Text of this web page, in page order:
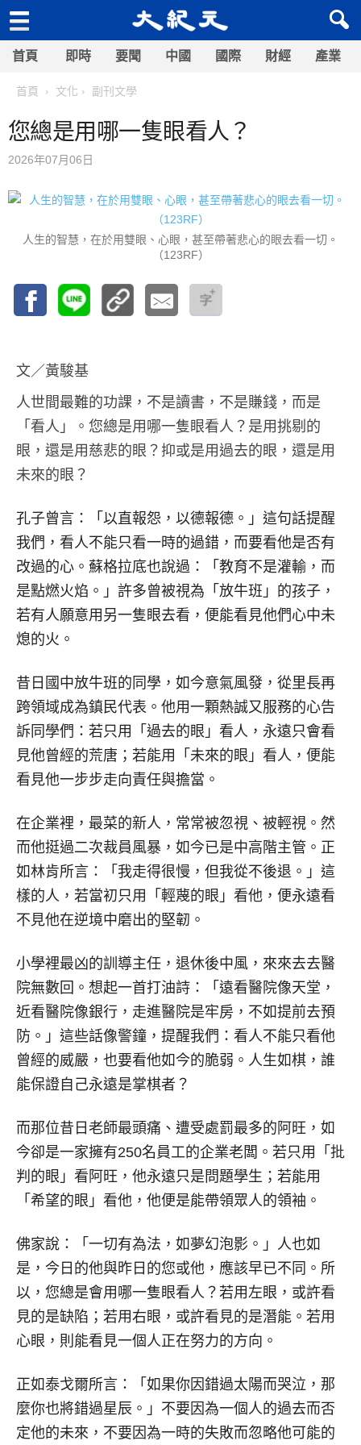
首頁 即時 要聞 中國 國際 財經 產業
首頁 文化 副刊文學
您總是用哪一隻眼看人？
2026年07月06日
人生的智慧，在於用雙眼、心眼，甚至帶著悲心的眼去看一切。
（123RF）
文／黃駿基
人世間最難的功課，不是讀書，不是賺錢，而是
「看人」。您總是用哪一隻眼看人？是用挑剔的
眼，還是用慈悲的眼？抑或是用過去的眼，還是用
未來的眼？
孔子曾言：「以直報怨，以德報德。」這句話提醒
我們，看人不能只看一時的過錯，而要看他是否有
改過的心。蘇格拉底也說過：「教育不是灌輸，而
是點燃火焰。」許多曾被視為「放牛班」的孩子，
若有人願意用另一隻眼去看，便能看見他們心中未
熄的火。
昔日國中放牛班的同學，如今意氣風發，從里長再
跨領域成為鎮民代表。他用一顆熱誠又服務的心告
訴同學們：若只用「過去的眼」看人，永遠只會看
見他曾經的荒唐；若能用「未來的眼」看人，便能
看見他一步步走向責任與擔當。
在企業裡，最菜的新人，常常被忽視、被輕視。然
而他挺過二次裁員風暴，如今已是中高階主管。正
如林肯所言：「我走得很慢，但我從不後退。」這
樣的人，若當初只用「輕蔑的眼」看他，便永遠看
不見他在逆境中磨出的堅韌。
小學裡最凶的訓導主任，退休後中風，來來去去醫
院無數回。想起一首打油詩：「遠看醫院像天堂，
近看醫院像銀行，走進醫院是牢房，不如提前去預
防。」這些話像警鐘，提醒我們：看人不能只看他
曾經的威嚴，也要看他如今的脆弱。人生如棋，誰
能保證自己永遠是掌棋者？
而那位昔日老師最頭痛、遭受處罰最多的阿旺，如
今卻是一家擁有250名員工的企業老闆。若只用「批
判的眼」看阿旺，他永遠只是問題學生；若能用
「希望的眼」看他，他便是能帶領眾人的領袖。
佛家說：「一切有為法，如夢幻泡影。」人也如
是，今日的他與昨日的您或他，應該早已不同。所
以，您總是會用哪一隻眼看人？若用左眼，或許看
見的是缺陷；若用右眼，或許看見的是潛能。若用
心眼，則能看見一個人正在努力的方向。
正如泰戈爾所言：「如果你因錯過太陽而哭泣，那
麼你也將錯過星辰。」不要因為一個人的過去而否
定他的未來，不要因為一時的失敗而忽略他可能的